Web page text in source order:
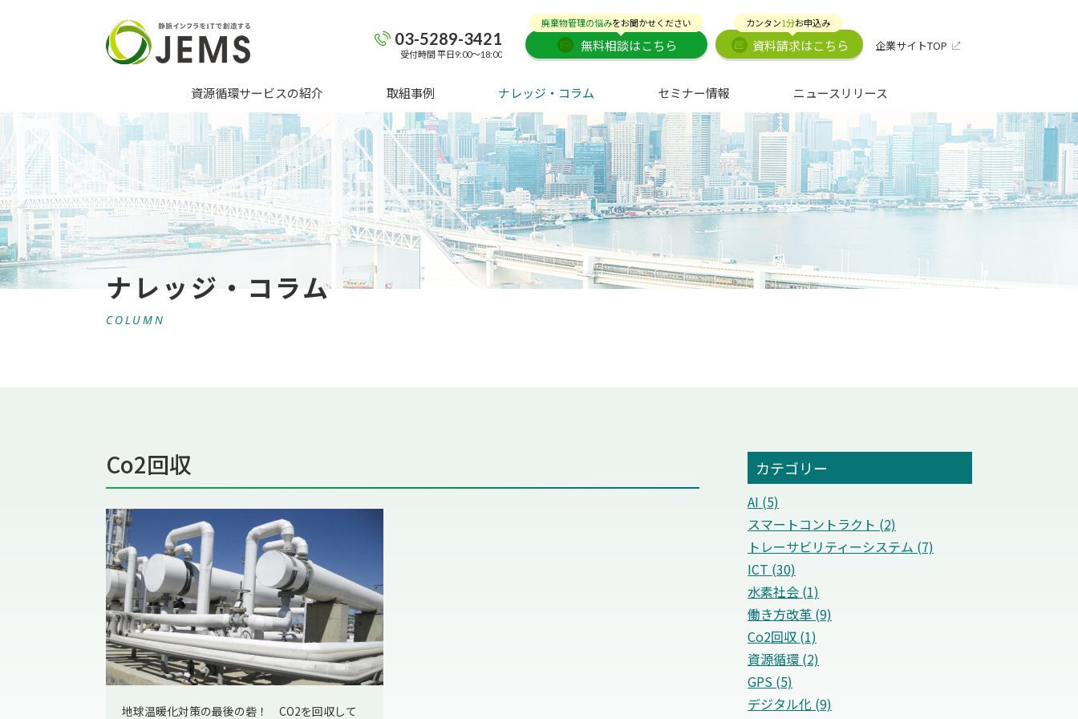
資源循環サービスの紹介 取組事例 ナレッジ・コラム セミナー情報 ニュースリリース
03-5289-3421
受付時間 平日9:00～18:00
廃棄物管理の悩みをお聞かせください
無料相談はこちら
カンタン1分お申込み
資料請求はこちら 企業サイトTOP
ナレッジ・コラム
COLUMN
Co2回収
地球温暖化対策の最後の砦！ CO2を回収して
カテゴリー
AI (5)
スマートコントラクト (2)
トレーサビリティーシステム (7)
ICT (30)
水素社会 (1)
働き方改革 (9)
Co2回収 (1)
資源循環 (2)
GPS (5)
デジタル化 (9)